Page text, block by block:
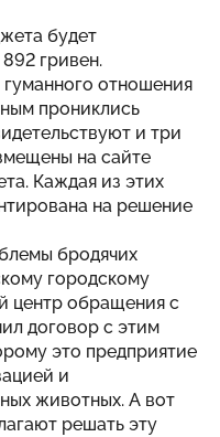
будет
гривен.
отношения
прониклись
и три
на сайте
Каждая из этих
на решение
бродячих
городскому
центр обращения с
договор с этим
это предприятие
и
животных. А вот
решать эту